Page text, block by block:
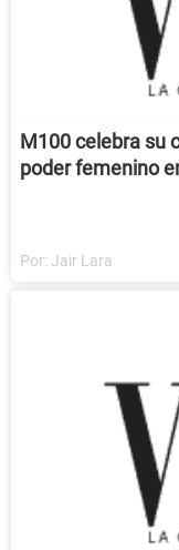
M100 celebra su
poder femenino
Por: Jair Lara